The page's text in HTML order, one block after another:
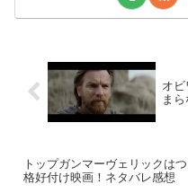
オ
ま
トップガンマーヴェリックは
格好付け映画！ネタバレ感想